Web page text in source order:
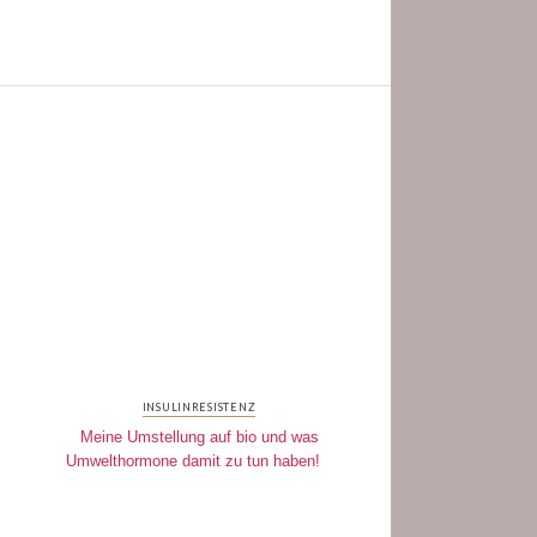
INSULINRESISTENZ
Meine Umstellung auf bio und was
Umwelthormone damit zu tun haben!